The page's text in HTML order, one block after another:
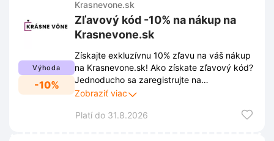
Výhoda
-10%
Krasnevone.sk
Zľavový kód -10% na nákup na
Krasnevone.sk
Získajte exkluzívnu 10% zľavu na váš nákup
na Krasnevone.sk! Ako získate zľavový kód?
Jednoducho sa zaregistrujte na
Krasnevone.sk a my vám ho obratom
výhodnejšie nakupovanie vďaka registrácii.
Zobraziť viac
Platí do 31.8.2026